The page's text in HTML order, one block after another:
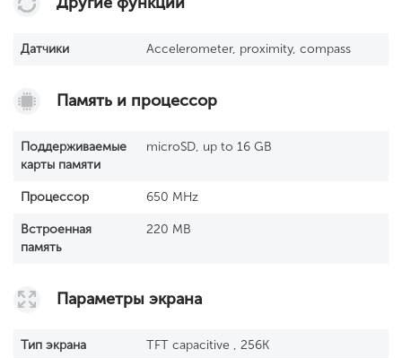
Датчики Accelerometer, proximity, compass
Память и процессор
Поддерживаемые
карты памяти
microSD, up to 16 GB
Процессор 650 MHz
Встроенная
память
220 MB
Параметры экрана
Тип экрана TFT capacitive , 256K